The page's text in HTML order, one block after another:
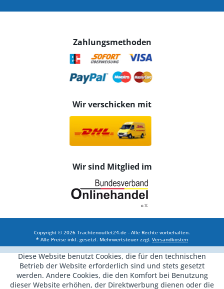
Zahlungsmethoden
Wir verschicken mit
Wir sind Mitglied im
Copyright © 2026 Trachtenoutlet24.de - Alle Rechte vorbehalten.
* Alle Preise inkl. gesetzl. Mehrwertsteuer zzgl. Versandkosten
Diese Website benutzt Cookies, die für den technischen
Betrieb der Website erforderlich sind und stets gesetzt
werden. Andere Cookies, die den Komfort bei Benutzung
dieser Website erhöhen, der Direktwerbung dienen oder die